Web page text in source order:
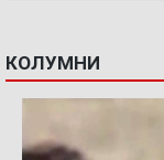
КОЛУМНИ